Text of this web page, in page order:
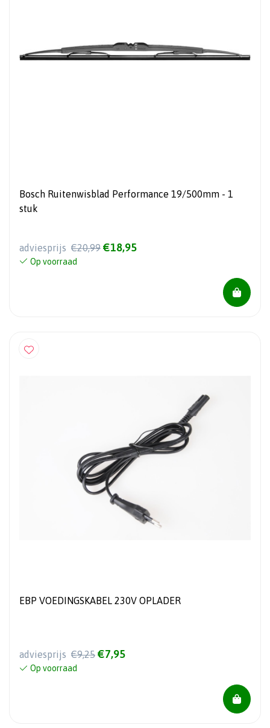
Bosch Ruitenwisblad Performance 19/500mm - 1
stuk
adviesprijs €20,99 €18,95
Op voorraad
EBP VOEDINGSKABEL 230V OPLADER
adviesprijs €9,25 €7,95
Op voorraad